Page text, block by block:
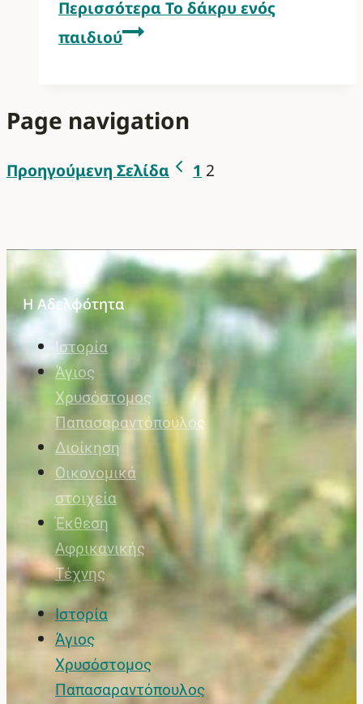
Περισσότερα Το δάκρυ ενός
παιδιού
Page navigation
Προηγούμενη Σελίδα 1 2
Η Αδελφότητα
Ιστορία
Άγιος
Χρυσόστομος
Παπασαραντόπουλος
Διοίκηση
Οικονομικά
στοιχεία
Έκθεση
Αφρικανικής
Τέχνης
Ιστορία
Άγιος
Χρυσόστομος
Παπασαραντόπουλος